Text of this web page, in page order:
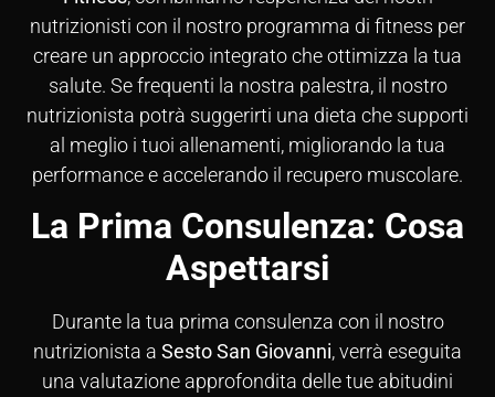
nutrizionisti con il nostro programma di fitness per
creare un approccio integrato che ottimizza la tua
salute. Se frequenti la nostra palestra, il nostro
nutrizionista potrà suggerirti una dieta che supporti
al meglio i tuoi allenamenti, migliorando la tua
performance e accelerando il recupero muscolare.
La Prima Consulenza: Cosa
Aspettarsi
Durante la tua prima consulenza con il nostro
nutrizionista a Sesto San Giovanni, verrà eseguita
una valutazione approfondita delle tue abitudini